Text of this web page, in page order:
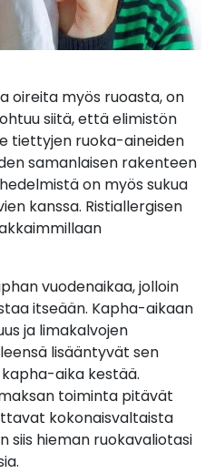
oireita myös ruoasta, on
siitä, että elimistön
tiettyjen ruoka-aineiden
samanlaisen rakenteen
on myös sukua
kanssa. Ristiallergisen
vuodenaikaa, jolloin
itseään. Kapha-aikaan
ja limakalvojen
lisääntyvät sen
aika kestää.
toiminta pitävät
kokonaisvaltaista
siis hieman ruokavaliotasi